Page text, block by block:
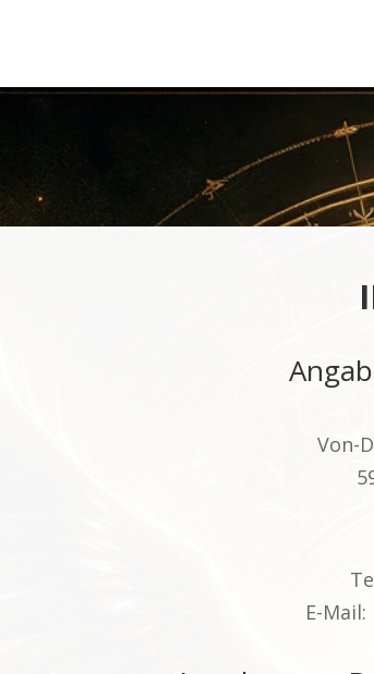
Von-
E-Mail: